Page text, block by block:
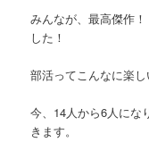
みんなが、最高傑作
した！
部活ってこんなに楽
今、14人から6人にな
きます。